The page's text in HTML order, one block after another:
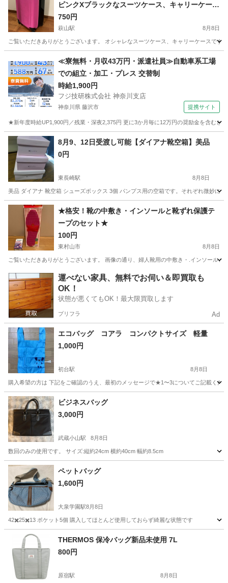
ピンクXブラックなスーツケース、キャリーケー
ス！②⭕️
750円
萩山駅 8月8日
ご覧いただきありがとうございます。 オシャレなスーツケース、キャリーケースで
萩山駅 バッグ スーツケース
≪寮無料・月収43万円・派遣社員≫自動車系工場
での組立・加工・プレス 交替制
時給1,900円
フジ技研株式会社 神奈川支店
神奈川県 藤沢市 提携サイト
★新年度時給UP1,900円／残業・深夜2,375円 更に3か月毎に12万円の奨励金を含む
神奈川 藤沢市 8月9、12日受渡し可能【ダイアナ靴空箱】美品
0円
東長崎駅 8月8日
美品 ダイアナ 靴空箱 シューズボックス 3個 パンプス用の空箱です。それぞれ微妙に
東京 豊島区 東長崎駅 靴 空箱
★格安！靴の中敷き・インソールと靴ずれ保護テ
ープのセット★
100円
東村山市 8月8日
ご覧いただきありがとうございます。 画像の通り、婦人靴用の中敷き・.インソール
東京 東村山市 靴 テープ
運べない家具、無料でお伺い＆即買取も
OK！
状態が悪くてもOK！最大限買取します
プリフラ Ad
エコバッグ コアラ コンパクトサイズ 軽量
1,000円
初台駅 8月8日
購入希望の方は 下記をご確認のうえ、最初のメッセージで★1〜3についてご記載くだ
東京 渋谷区 初台駅 バッグ
ビジネスバッグ
3,000円
武蔵小山駅 8月8日
数回のみの使用です。 サイズ:縦約24cm 横約40cm 幅約8.5cm
東京 品川区 武蔵小山駅
ペットバッグ
1,600円
大泉学園駅8月8日
42✖️25✖️13 ポケット5個 購入してほとんど使用しておらず綺麗な状態です
練馬区 バッグ 状態
THERMOS 保冷バッグ新品未使用 7L
800円
原宿駅 8月8日